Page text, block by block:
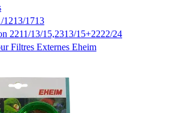
1213/1713
2211/13/15,2313/15+2222/24
Filtres Externes Eheim